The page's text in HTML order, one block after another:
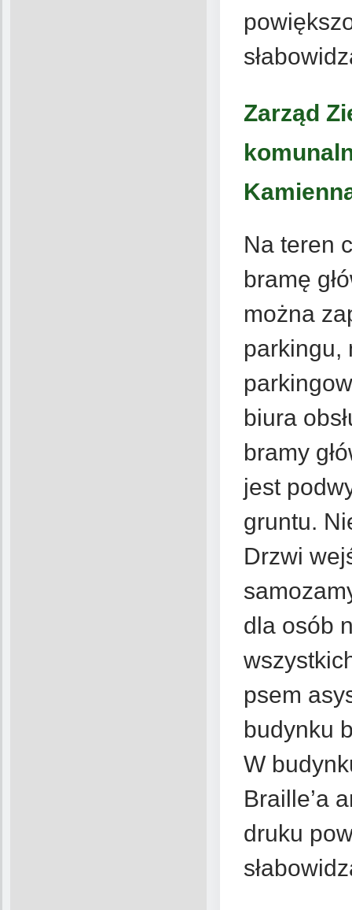
Zarząd
Na teren
bramę
można
parkingu,
biura
bramy
jest
gruntu.
Drzwi
dla osób
psem
budynku
W
Braille’a
druku